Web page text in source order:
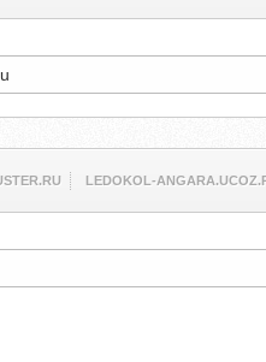
LEDOKOL-